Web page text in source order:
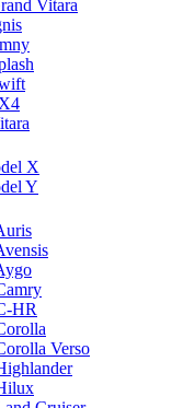
Vitara
X
Y
HR
Verso